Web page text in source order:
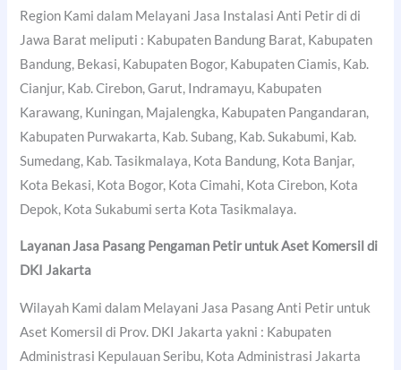
Region Kami dalam Melayani Jasa Instalasi Anti Petir di di
Jawa Barat meliputi : Kabupaten Bandung Barat, Kabupaten
Bandung, Bekasi, Kabupaten Bogor, Kabupaten Ciamis, Kab.
Cianjur, Kab. Cirebon, Garut, Indramayu, Kabupaten
Karawang, Kuningan, Majalengka, Kabupaten Pangandaran,
Kabupaten Purwakarta, Kab. Subang, Kab. Sukabumi, Kab.
Sumedang, Kab. Tasikmalaya, Kota Bandung, Kota Banjar,
Kota Bekasi, Kota Bogor, Kota Cimahi, Kota Cirebon, Kota
Depok, Kota Sukabumi serta Kota Tasikmalaya.
Layanan Jasa Pasang Pengaman Petir untuk Aset Komersil di
DKI Jakarta
Wilayah Kami dalam Melayani Jasa Pasang Anti Petir untuk
Aset Komersil di Prov. DKI Jakarta yakni : Kabupaten
Administrasi Kepulauan Seribu, Kota Administrasi Jakarta